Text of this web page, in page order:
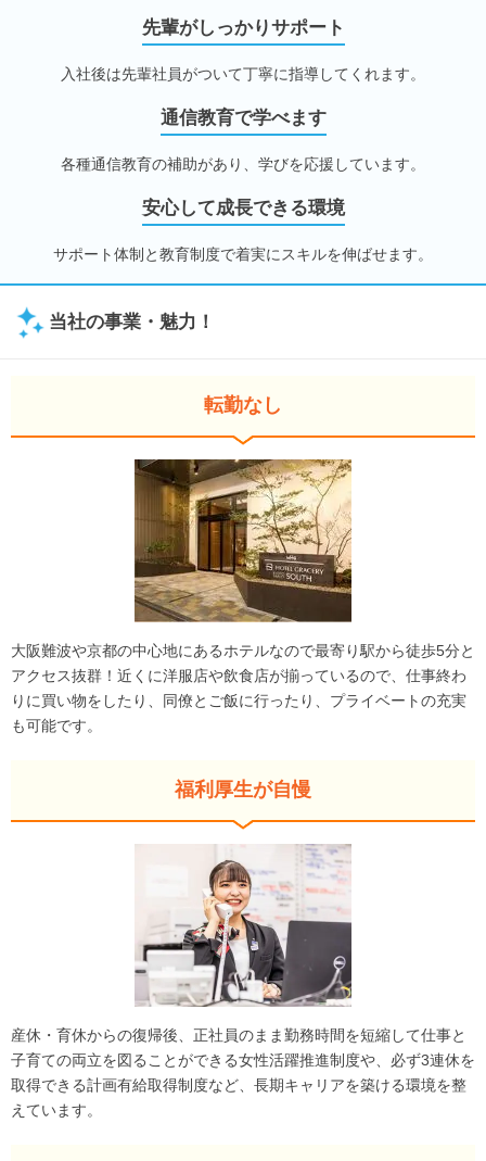
先輩がしっかりサポート
入社後は先輩社員がついて丁寧に指導してくれます。
通信教育で学べます
各種通信教育の補助があり、学びを応援しています。
安心して成長できる環境
サポート体制と教育制度で着実にスキルを伸ばせます。
当社の事業・魅力！
転勤なし
大阪難波や京都の中心地にあるホテルなので最寄り駅から徒歩5分と
アクセス抜群！近くに洋服店や飲食店が揃っているので、仕事終わ
りに買い物をしたり、同僚とご飯に行ったり、プライベートの充実
も可能です。
福利厚生が自慢
産休・育休からの復帰後、正社員のまま勤務時間を短縮して仕事と
子育ての両立を図ることができる女性活躍推進制度や、必ず3連休を
取得できる計画有給取得制度など、長期キャリアを築ける環境を整
えています。